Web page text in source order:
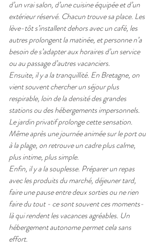
d’un vrai salon, d’une cuisine équipée et d’un
extérieur réservé. Chacun trouve sa place. Les
lève-tôt s’installent dehors avec un café, les
autres prolongent la matinée, et personne n’a
besoin de s’adapter aux horaires d’un service
ou au passage d’autres vacanciers.
Ensuite, il y a la tranquillité. En Bretagne, on
vient souvent chercher un séjour plus
respirable, loin de la densité des grandes
stations ou des hébergements impersonnels.
Le jardin privatif prolonge cette sensation.
Même après une journée animée sur le port ou
à la plage, on retrouve un cadre plus calme,
plus intime, plus simple.
Enfin, il y a la souplesse. Préparer un repas
avec les produits du marché, déjeuner tard,
faire une pause entre deux sorties ou ne rien
faire du tout - ce sont souvent ces moments-
là qui rendent les vacances agréables. Un
hébergement autonome permet cela sans
effort.